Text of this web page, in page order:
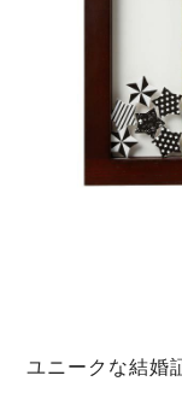
ユニークな結婚